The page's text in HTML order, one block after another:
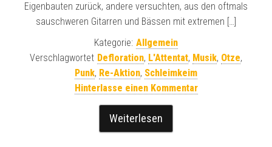
Eigenbauten zurück, andere versuchten, aus den oftmals
sauschweren Gitarren und Bässen mit extremen […]
Kategorie: Allgemein
Verschlagwortet Defloration, L'Attentat, Musik, Otze,
Punk, Re-Aktion, Schleimkeim
Hinterlasse einen Kommentar
Weiterlesen